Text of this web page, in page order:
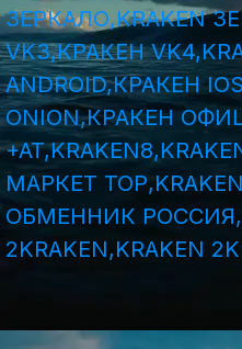
ЗЕРКАЛО,KRAKEN
VK3,КРАКЕН
ANDROID,КРАКЕН
ONION,КРАКЕН
МАРКЕТ
ОБМЕННИК
2KRAKEN,KRAKEN